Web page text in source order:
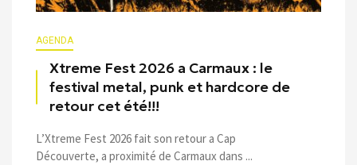
AGENDA
Xtreme Fest 2026 a Carmaux : le
festival metal, punk et hardcore de
retour cet été!!!
L’Xtreme Fest 2026 fait son retour a Cap
Découverte, a proximité de Carmaux dans ...